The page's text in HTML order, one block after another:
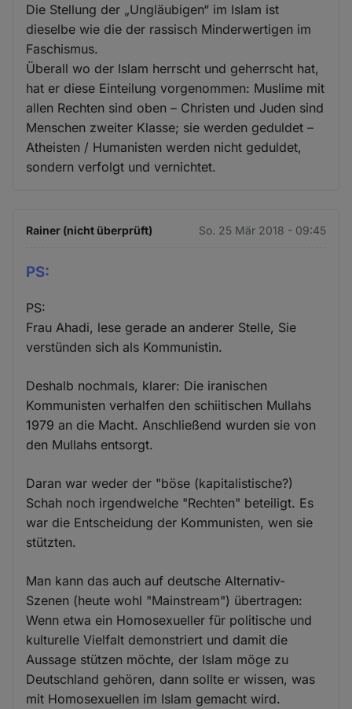
Die Stellung der „Ungläubigen“ im Islam ist
dieselbe wie die der rassisch Minderwertigen im
Faschismus.
Überall wo der Islam herrscht und geherrscht hat,
hat er diese Einteilung vorgenommen: Muslime mit
allen Rechten sind oben – Christen und Juden sind
Menschen zweiter Klasse; sie werden geduldet –
Atheisten / Humanisten werden nicht geduldet,
sondern verfolgt und vernichtet.
Rainer (nicht überprüft) So. 25 Mär 2018 - 09:45
PS:
PS:
Frau Ahadi, lese gerade an anderer Stelle, Sie
verstünden sich als Kommunistin.
Deshalb nochmals, klarer: Die iranischen
Kommunisten verhalfen den schiitischen Mullahs
1979 an die Macht. Anschließend wurden sie von
den Mullahs entsorgt.
Daran war weder der "böse (kapitalistische?)
Schah noch irgendwelche "Rechten" beteiligt. Es
war die Entscheidung der Kommunisten, wen sie
stützten.
Man kann das auch auf deutsche Alternativ-
Szenen (heute wohl "Mainstream") übertragen:
Wenn etwa ein Homosexueller für politische und
kulturelle Vielfalt demonstriert und damit die
Aussage stützen möchte, der Islam möge zu
Deutschland gehören, dann sollte er wissen, was
mit Homosexuellen im Islam gemacht wird.